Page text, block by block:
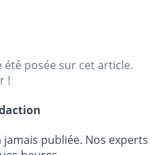
posée sur cet article.
!
publiée. Nos experts